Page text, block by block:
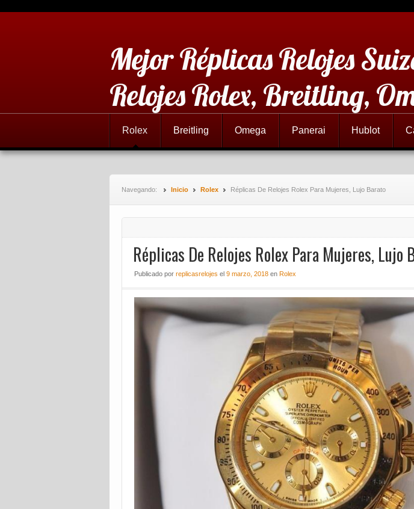
Mejor Réplicas Relojes
Relojes Rolex, Breitling,
Rolex Breitling Omega Panerai Hublot
Navegando: Inicio Rolex Réplicas De Relojes Rolex Para Mujeres, Lujo Barato
Réplicas De Relojes Rolex Para Mujeres, Lujo
Publicado por replicasrelojes el 9 marzo, 2018 en Rolex